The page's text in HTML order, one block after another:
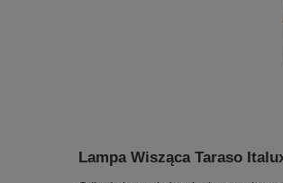
Lampa Wisząca Taraso